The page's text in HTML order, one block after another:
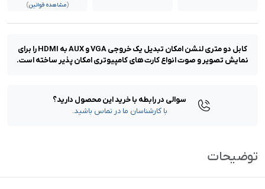
(مشاهده قوانین)
کابل دو متری لنشن امکان تبدیل یک خروجی VGA و AUX به HDMI را برای
نمایش تصویر و صوت انواع کارت های کامپیوتری امکان پذیر ساخته است.
سوالی در رابطه با خرید این محصول دارید؟
با کارشناسان ما در تماس باشید.
توضیحات